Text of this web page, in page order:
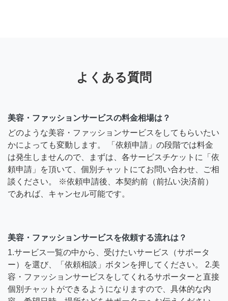
よくある質問
美容・ファッションサービスの料金相場は？
どのような美容・ファッションサービスをしてもらいたい
かによっても変動します。 「依頼申請」の段階では料金
は発生しませんので、まずは、各サービスチケットに「依
頼申請」を頂いて、個別チャットにてお問い合わせ、ご相
談ください。 ※依頼申請後、本契約前（前払い決済前）
であれば、キャンセル可能です。
美容・ファッションサービスを依頼する流れは？
1.サービス一覧の中から、受けたいサービス（サポータ
ー）を選び、「依頼相談」ボタンを押してください。 2.美
容・ファッションサービスをしてくれるサポーターと直接
個別チャットができるようになりますので、具体的な内